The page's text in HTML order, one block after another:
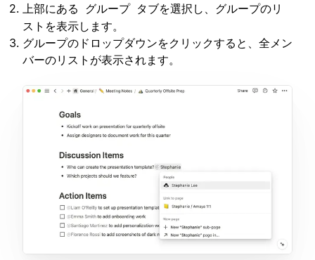
上部にある
グループ タブを選択し、グループのリ
ストを表示します。
グループのドロップダウンをクリックすると、全メン
バーのリストが表示されます。